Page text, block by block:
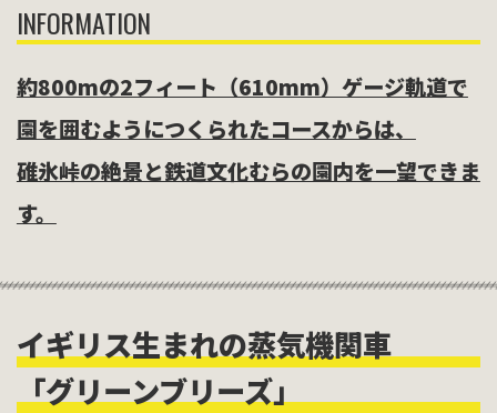
INFORMATION
約800mの2フィート（610mm）ゲージ軌道で
園を囲むようにつくられたコースからは、
碓氷峠の絶景と鉄道文化むらの園内を一望できま
す。
イギリス生まれの蒸気機関車
「グリーンブリーズ」